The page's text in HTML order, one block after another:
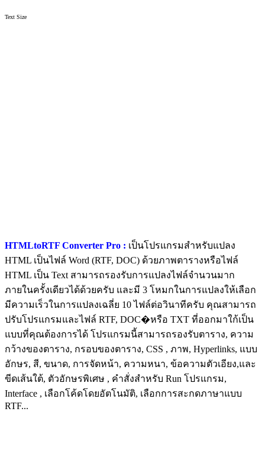
Text Size
HTMLtoRTF Converter Pro : เป็นโปรแกรมสำหรับแปลง
HTML เป็นไฟล์ Word (RTF, DOC) ด้วยภาพตารางหรือไฟล์
HTML เป็น Text สามารถรองรับการแปลงไฟล์จำนวนมาก
ภายในครั้งเดียวได้ด้วยครับ และมี 3 โหมกในการแปลงให้เลือก
มีความเร็วในการแปลงเฉลี่ย 10 ไฟล์ต่อวินาทีครับ คุณสามารถ
ปรับโปรแกรมและไฟล์ RTF, DOC�หรือ TXT ที่ออกมาใก้เป็น
แบบที่คุณต้องการได้ โปรแกรมนี้สามารถรองรับตาราง, ความ
กว้างของตาราง, กรอบของตาราง, CSS , ภาพ, Hyperlinks, แบบ
อักษร, สี, ขนาด, การจัดหน้า, ความหนา, ข้อความตัวเอียง,และ
ขีดเส้นใต้, ตัวอักษรพิเศษ , คำสั่งสำหรับ Run โปรแกรม,
Interface , เลือกโค้ดโดยอัตโนมัติ, เลือกการสะกดภาษาแบบ
RTF...